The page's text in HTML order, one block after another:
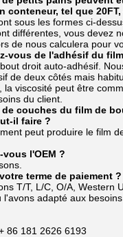
conteneur, tel que 20FT,
sous les formes ci-
différentes, vous devez
de nous calculera pour
vous de l'adhésif du
droit auto-adhésif.
de deux côtés mais
la viscosité peut être
du client.
de couches du film de
il faire ?
peut produire le film
vous l'OEM ?
terme de paiement ?
T/T, L/C, O/A, Western
l'avons adapté aux
86 181 2626 6193